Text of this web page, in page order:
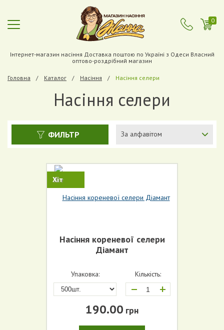
0
Інтернет-магазин насіння Доставка поштою по Україні з Одеси Власний
оптово-роздрібний магазин
Головна Каталог Насіння Насіння селери
Насіння селери
ФИЛЬТР За алфавітом
Хіт
Насіння кореневої селери
Діамант
Упаковка: Кількість:
+
190.00 грн